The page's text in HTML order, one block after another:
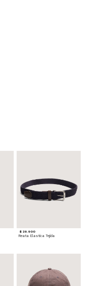
$ 29.900
Reata Elastica Tejida